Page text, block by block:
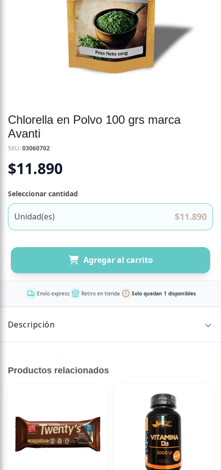
Chlorella en Polvo 100 grs marca
Avanti
SKU:03060702
$11.890
Seleccionar cantidad
Unidad(es) $11.890
Agregar al carrito
Envío express Retiro en tienda Solo quedan 1 disponibles
Descripción
Sin descripción disponible.
Productos relacionados